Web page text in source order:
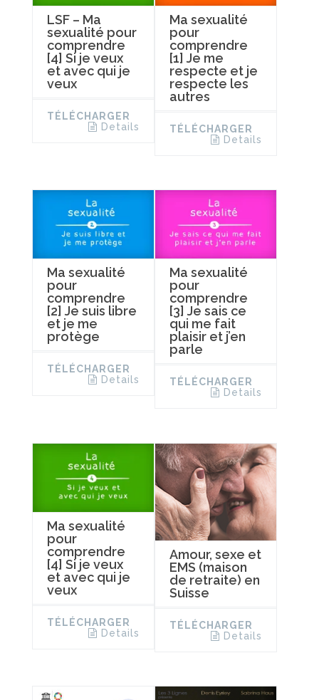
LSF – Ma
sexualité pour
comprendre
[4] Si je veux
et avec qui je
veux
TÉLÉCHARGER
Details
Ma sexualité
pour
comprendre
[1] Je me
respecte et je
respecte les
autres
TÉLÉCHARGER
Details
Ma sexualité
pour
comprendre
[2] Je suis libre
et je me
protège
TÉLÉCHARGER
Details
Ma sexualité
pour
comprendre
[3] Je sais ce
qui me fait
plaisir et j’en
parle
TÉLÉCHARGER
Details
Ma sexualité
pour
comprendre
[4] Si je veux
et avec qui je
veux
TÉLÉCHARGER
Details
Amour, sexe et
EMS (maison
de retraite) en
Suisse
TÉLÉCHARGER
Details